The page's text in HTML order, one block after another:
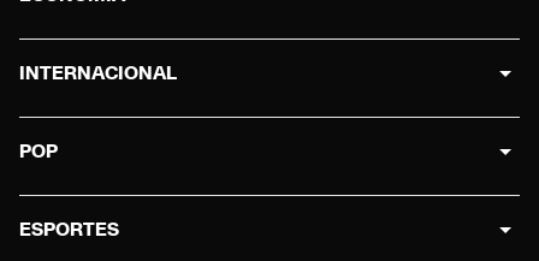
INTERNACIONAL
POP
ESPORTES